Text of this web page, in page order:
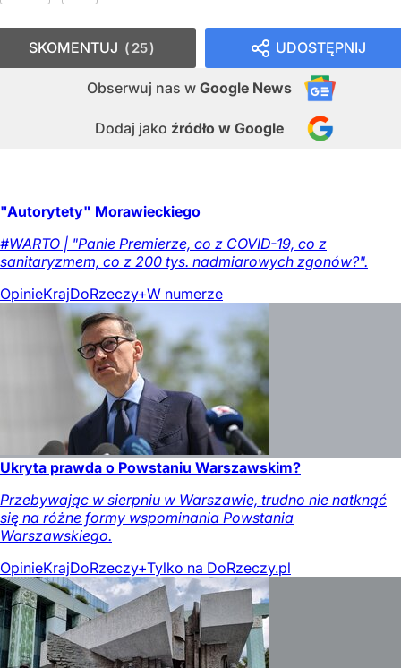
UDOSTĘPNIJ
Obserwuj nas w Google News
Dodaj jako źródło w Google
SKOMENTUJ 25
"Autorytety" Morawieckiego
#WARTO | "Panie Premierze, co z COVID-19, co z
sanitaryzmem, co z 200 tys. nadmiarowych zgonów?".
OpinieKrajDoRzeczy+W numerze
Ukryta prawda o Powstaniu Warszawskim?
Przebywając w sierpniu w Warszawie, trudno nie natknąć
się na różne formy wspominania Powstania
Warszawskiego.
OpinieKrajDoRzeczy+Tylko na DoRzeczy.pl